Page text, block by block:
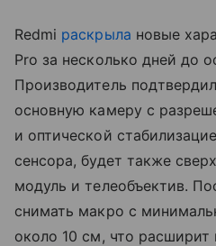
Redmi раскрыла новые
Pro за несколько дней до
Производитель
основную камеру с
и оптической
сенсора, будет также
модуль и телеобъектив.
снимать макро с
около 10 см, что